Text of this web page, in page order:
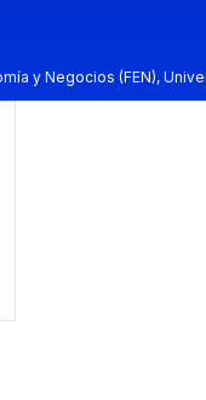
y Negocios (FEN),